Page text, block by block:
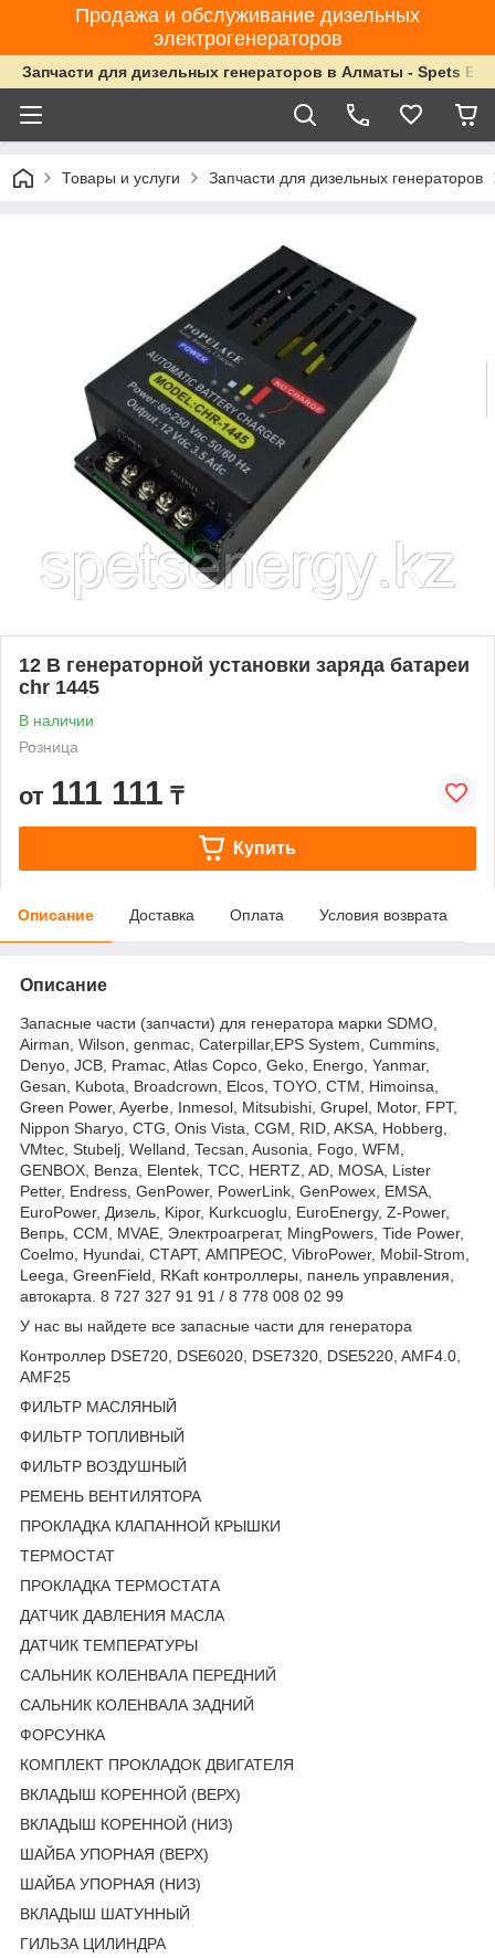
Продажа и обслуживание дизельных
электрогенераторов
Запчасти для дизельных генераторов в Алматы - Spets
Товары и услуги Запчасти для дизельных генераторов
12 В генераторной установки заряда батареи
chr 1445
В наличии
Розница
от 111 111 ₸
Купить
Описание Доставка Оплата Условия возврата
Описание
Запасные части (запчасти) для генератора марки SDMO,
Airman, Wilson, genmac, Caterpillar,EPS System, Cummins,
Denyo, JCB, Pramac, Atlas Copco, Geko, Energo, Yanmar,
Gesan, Kubota, Broadcrown, Elcos, TOYO, CTM, Himoinsa,
Green Power, Ayerbe, Inmesol, Mitsubishi, Grupel, Motor, FPT,
Nippon Sharyo, CTG, Onis Vista, CGM, RID, AKSA, Hobberg,
VMtec, Stubelj, Welland, Tecsan, Ausonia, Fogo, WFM,
GENBOX, Benza, Elentek, TCC, HERTZ, AD, MOSA, Lister
Petter, Endress, GenPower, PowerLink, GenPowex, EMSA,
EuroPower, Дизель, Kipor, Kurkcuoglu, EuroEnergy, Z-Power,
Вепрь, CCM, MVAE, Электроагрегат, MingPowers, Tide Power,
Coelmo, Hyundai, СТАРТ, АМПРЕОС, VibroPower, Mobil-Strom,
Leega, GreenField, RKaft контроллеры, панель управления,
автокарта. 8 727 327 91 91 / 8 778 008 02 99
У нас вы найдете все запасные части для генератора
Контроллер DSE720, DSE6020, DSE7320, DSE5220, AMF4.0,
AMF25
ФИЛЬТР МАСЛЯНЫЙ
ФИЛЬТР ТОПЛИВНЫЙ
ФИЛЬТР ВОЗДУШНЫЙ
РЕМЕНЬ ВЕНТИЛЯТОРА
ПРОКЛАДКА КЛАПАННОЙ КРЫШКИ
ТЕРМОСТАТ
ПРОКЛАДКА ТЕРМОСТАТА
ДАТЧИК ДАВЛЕНИЯ МАСЛА
ДАТЧИК ТЕМПЕРАТУРЫ
САЛЬНИК КОЛЕНВАЛА ПЕРЕДНИЙ
САЛЬНИК КОЛЕНВАЛА ЗАДНИЙ
ФОРСУНКА
КОМПЛЕКТ ПРОКЛАДОК ДВИГАТЕЛЯ
ВКЛАДЫШ КОРЕННОЙ (ВЕРХ)
ВКЛАДЫШ КОРЕННОЙ (НИЗ)
ШАЙБА УПОРНАЯ (ВЕРХ)
ШАЙБА УПОРНАЯ (НИЗ)
ВКЛАДЫШ ШАТУННЫЙ
ГИЛЬЗА ЦИЛИНДРА